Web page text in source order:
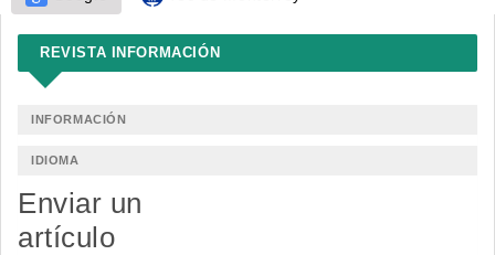
REVISTA INFORMACIÓN
INFORMACIÓN
IDIOMA
Enviar un
artículo